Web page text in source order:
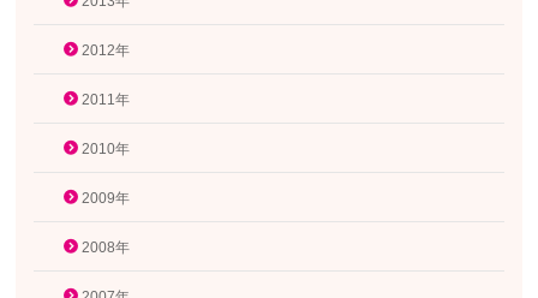
2012年
2011年
2010年
2009年
2008年